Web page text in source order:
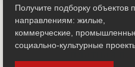
Чтобы
платная
Получите подборку объектов
направлениям: жилые,
коммерческие,
социально-культурные